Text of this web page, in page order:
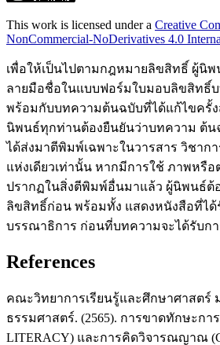
This work is licensed under a Creative
NonCommercial-NoDerivatives 4.0
เพื่อให้เป็นไปตามกฎหมายลิขสิทธิ์ ผู้นิ
ลายมือชื่อในแบบฟอร์มใบมอบลิขสิทธิ์
พร้อมกับบทความต้นฉบับที่ได้แก้ไขครั้
นิพนธ์ทุกท่านต้องยืนยันว่าบทความ ต้
ได้ส่งมาตีพิมพ์เฉพาะในวารสาร วิชาก
แห่งเดียวเท่านั้น หากมีการใช้ ภาพหรื
ปรากฏในสิ่งตีพิมพ์อื่นมาแล้ว ผู้นิพนธ์ต้
ลิขสิทธิ์ก่อน พร้อมทั้ง แสดงหนังสือที่ได้
บรรณาธิการ ก่อนที่บทความจะได้รับก
References
คณะวิทยาการเรียนรู้และศึกษาศาสตร์
ธรรมศาสตร์. (2565). การขาดทักษะกา
LITERACY) และการคิดวิจารณญาณ